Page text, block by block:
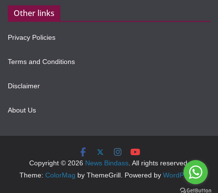
Other links
Privacy Policies
Terms and Conditions
Disclaimer
About Us
Copyright © 2026 News Bindass. All rights reserved.
Theme: ColorMag by ThemeGrill. Powered by WordPress.